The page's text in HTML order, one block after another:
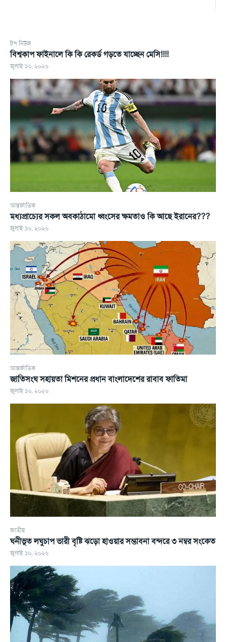
টপ নিউজ
বিশ্বকাপ ফাইনালে কি কি রেকর্ড গড়তে যাচ্ছেন মেসি!!!!
জুলাই ১৬, ২০২৬
আন্তর্জাতিক
মধ্যপ্রাচ্যের সকল অবকাঠামো ধ্বংসের ক্ষমতাও কি আছে ইরানের???
জুলাই ১৬, ২০২৬
আন্তর্জাতিক
জাতিসংঘ সহায়তা মিশনের প্রধান বাংলাদেশের রাবাব ফাতিমা
জুলাই ১৬, ২০২৬
জাতীয়
ঘনীভূত লঘুচাপ ভারী বৃষ্টি ঝড়ো হাওয়ার সম্ভাবনা বন্দরে ৩ নম্বর সংকেত
জুলাই ১৬, ২০২৬